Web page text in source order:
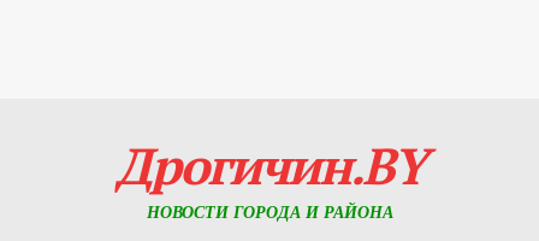
Дрогичин.BY
НОВОСТИ ГОРОДА И РАЙОНА